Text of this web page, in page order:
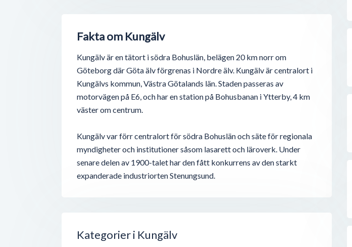
Fakta om Kungälv
Kungälv är en tätort i södra Bohuslän, belägen 20 km norr om
Göteborg där Göta älv förgrenas i Nordre älv. Kungälv är centralort i
Kungälvs kommun, Västra Götalands län. Staden passeras av
motorvägen på E6, och har en station på Bohusbanan i Ytterby, 4 km
väster om centrum.
Kungälv var förr centralort för södra Bohuslän och säte för regionala
myndigheter och institutioner såsom lasarett och läroverk. Under
senare delen av 1900-talet har den fått konkurrens av den starkt
expanderade industriorten Stenungsund.
Kategorier i Kungälv